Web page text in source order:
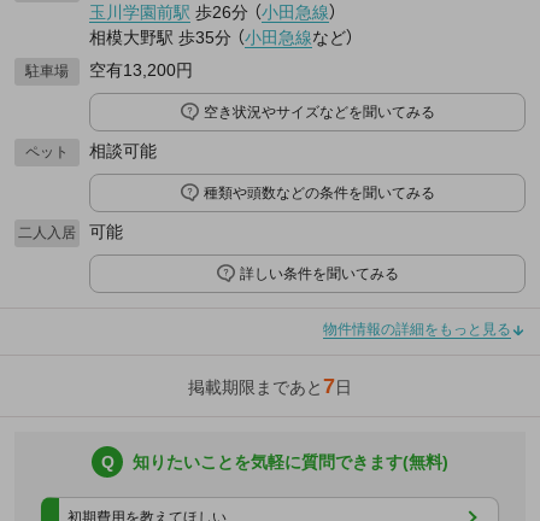
玉川学園前駅 歩26分 （小田急線）
相模大野駅 歩35分 （小田急線など）
駐車場 空有13,200円
空き状況やサイズなどを聞いてみる
ペット 相談可能
種類や頭数などの条件を聞いてみる
二人入居 可能
詳しい条件を聞いてみる
物件情報の詳細をもっと見る
掲載期限まであと7日
Q 知りたいことを気軽に質問できます(無料)